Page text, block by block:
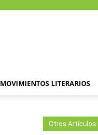
MOVIMIENTOS LITERARIOS
Otros Artículos